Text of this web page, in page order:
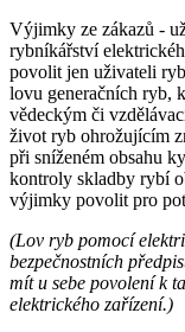
Výjimky ze zákazů -
rybníkářství
povolit jen uživateli
lovu generačních ryb,
vědeckým či
život ryb ohrožujícím
při sníženém obsahu
kontroly skladby rybí
výjimky povolit pro
(Lov ryb pomocí
bezpečnostních
mít u sebe povolení k
elektrického zařízení.)